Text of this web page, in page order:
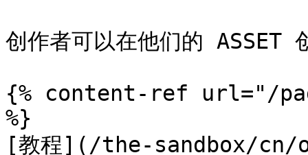
创作者可以在他们的 ASSET
{% content-ref url="/
%}
[教程](/the-sandbox/